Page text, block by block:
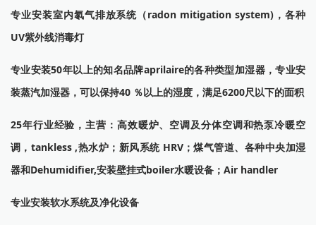
专业安装室内氡气排放系统（radon mitigation system)，各种
UV紫外线消毒灯
专业安装50年以上的知名品牌aprilaire的各种类型加湿器，专业安
装蒸汽加湿器，可以保持40 ％以上的湿度，满足6200尺以下的面积
25年行业经验，主营：高效暖炉、空调及分体空调和热泵冷暖空
调，tankless ,热水炉；新风系统 HRV；煤气管道、各种中央加湿
器和Dehumidifier,安装壁挂式boiler水暖设备；Air handler
专业安装软水系统及净化设备